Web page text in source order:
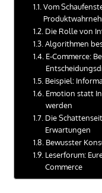
Vom
Die Rolle von
Algorithmen
E-Commerce:
Beispiel:
Emotion statt
werden
Die
Erwartungen
Bewusster
Leserforum:
Commerce